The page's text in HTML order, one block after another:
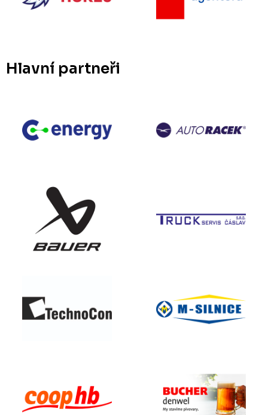
Hlavní partneři